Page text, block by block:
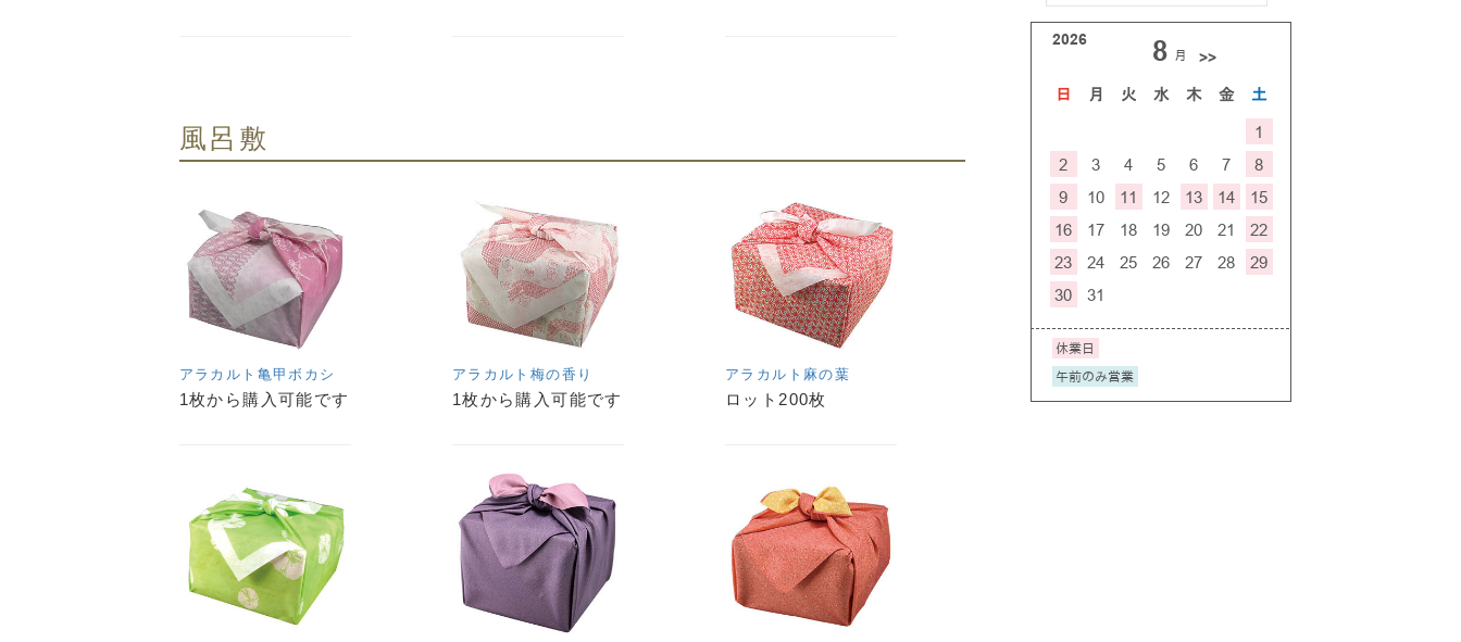
風呂敷
アラカルト亀甲ボカシ
1枚から購入可能です
アラカルト梅の香り
1枚から購入可能です
アラカルト麻の葉
ロット200枚